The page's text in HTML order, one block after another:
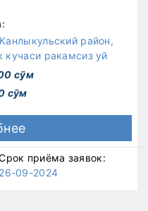
район,
кучаси ракамсиз уй
сўм
сўм
приёма заявок:
26-09-2024